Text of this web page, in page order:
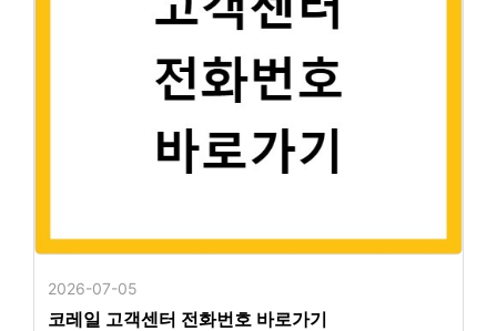
2026-07-05
코레일 고객센터 전화번호 바로가기